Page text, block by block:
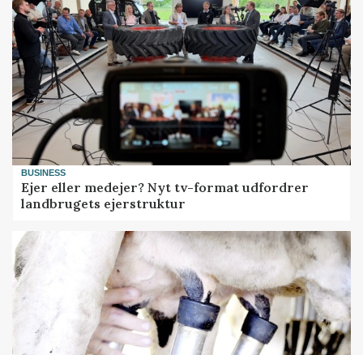
BUSINESS
Ejer eller medejer? Nyt tv-format udfordrer
landbrugets ejerstruktur